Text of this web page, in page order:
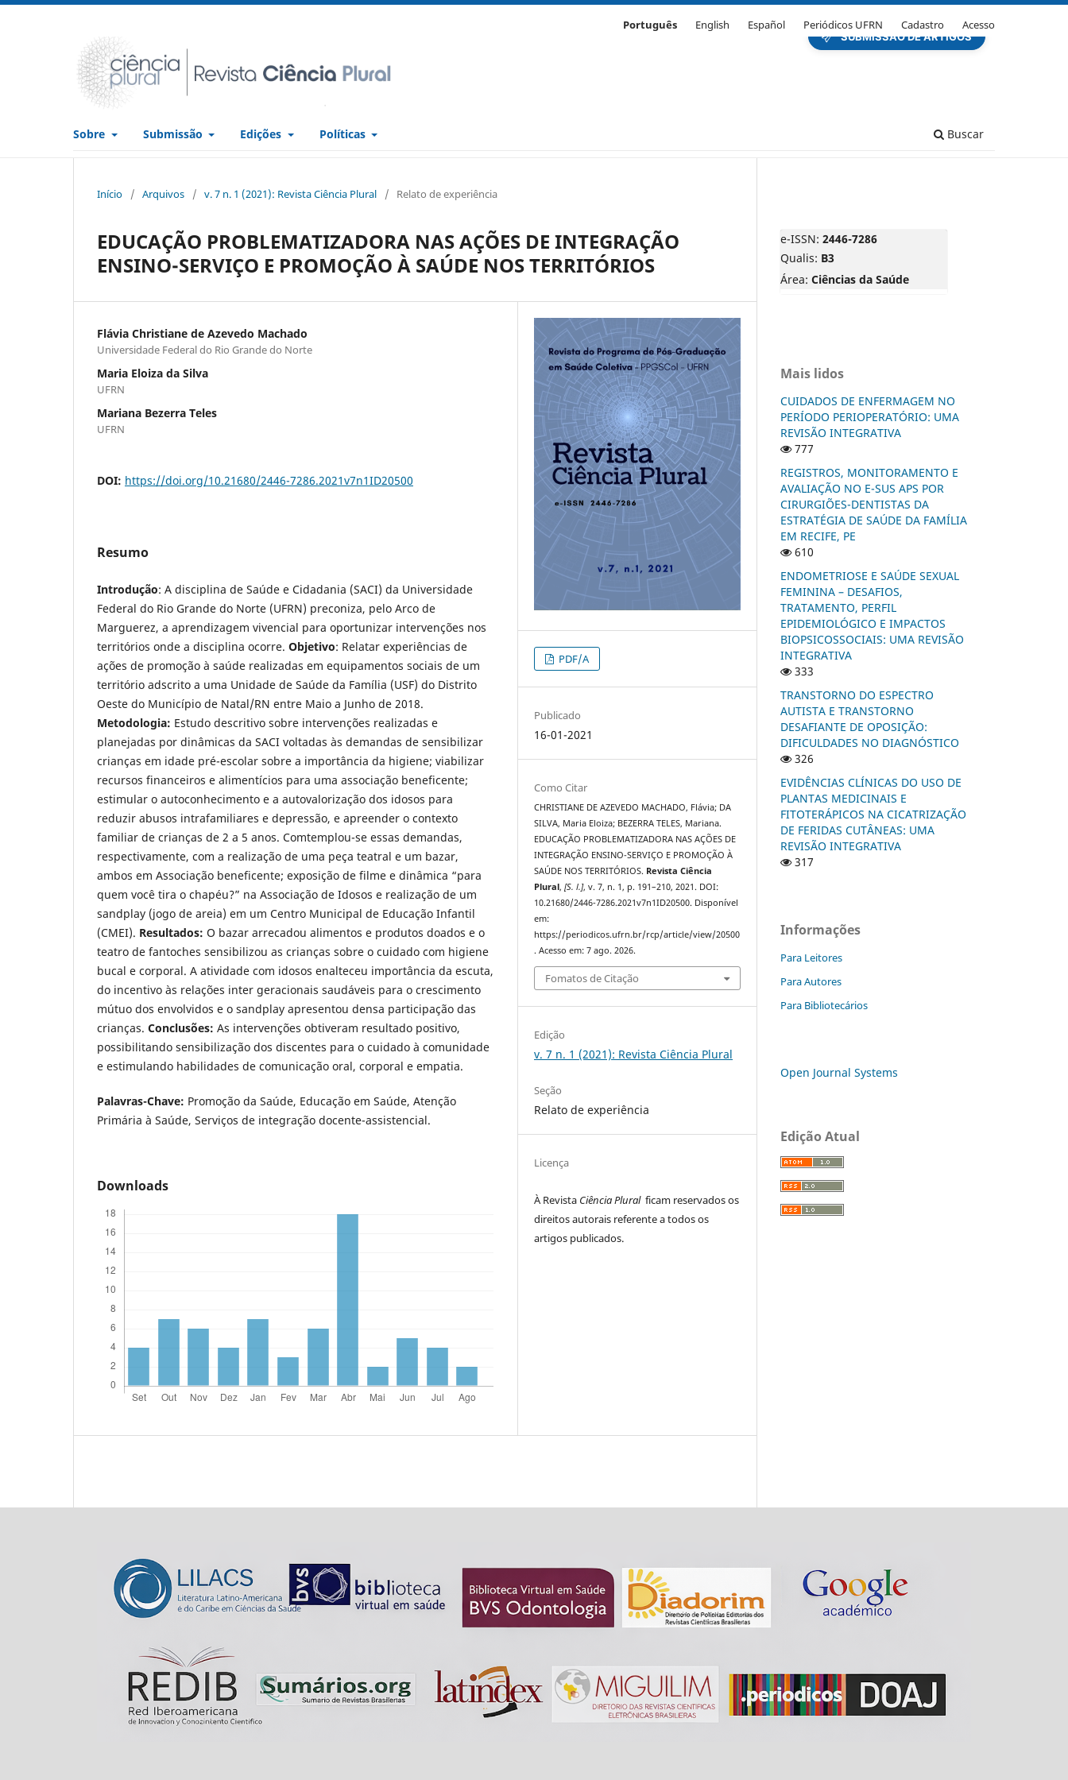
Sobre Submissão Edições Políticas Buscar
Português English Español Periódicos UFRN Cadastro Acesso
Início / Arquivos / v. 7 n. 1 (2021): Revista Ciência Plural / Relato de experiência
EDUCAÇÃO PROBLEMATIZADORA NAS AÇÕES DE INTEGRAÇÃO
ENSINO-SERVIÇO E PROMOÇÃO À SAÚDE NOS TERRITÓRIOS
Flávia Christiane de Azevedo Machado
Universidade Federal do Rio Grande do Norte
Maria Eloiza da Silva
UFRN
Mariana Bezerra Teles
UFRN
DOI: https://doi.org/10.21680/2446-7286.2021v7n1ID20500
Resumo
Introdução: A disciplina de Saúde e Cidadania (SACI) da Universidade
Federal do Rio Grande do Norte (UFRN) preconiza, pelo Arco de
Marguerez, a aprendizagem vivencial para oportunizar intervenções nos
territórios onde a disciplina ocorre. Objetivo: Relatar experiências de
ações de promoção à saúde realizadas em equipamentos sociais de um
território adscrito a uma Unidade de Saúde da Família (USF) do Distrito
Oeste do Município de Natal/RN entre Maio a Junho de 2018.
Metodologia: Estudo descritivo sobre intervenções realizadas e
planejadas por dinâmicas da SACI voltadas às demandas de sensibilizar
crianças em idade pré-escolar sobre a importância da higiene; viabilizar
recursos financeiros e alimentícios para uma associação beneficente;
estimular o autoconhecimento e a autovalorização dos idosos para
reduzir abusos intrafamiliares e depressão, e apreender o contexto
familiar de crianças de 2 a 5 anos. Comtemplou-se essas demandas,
respectivamente, com a realização de uma peça teatral e um bazar,
ambos em Associação beneficente; exposição de filme e dinâmica “para
quem você tira o chapéu?” na Associação de Idosos e realização de um
sandplay (jogo de areia) em um Centro Municipal de Educação Infantil
(CMEI). Resultados: O bazar arrecadou alimentos e produtos doados e o
teatro de fantoches sensibilizou as crianças sobre o cuidado com higiene
bucal e corporal. A atividade com idosos enalteceu importância da escuta,
do incentivo às relações inter geracionais saudáveis para o crescimento
mútuo dos envolvidos e o sandplay apresentou densa participação das
crianças. Conclusões: As intervenções obtiveram resultado positivo,
possibilitando sensibilização dos discentes para o cuidado à comunidade
e estimulando habilidades de comunicação oral, corporal e empatia.
Palavras-Chave: Promoção da Saúde, Educação em Saúde, Atenção
Primária à Saúde, Serviços de integração docente-assistencial.
Downloads
PDF/A
Publicado
16-01-2021
Como Citar
CHRISTIANE DE AZEVEDO MACHADO, Flávia; DA
SILVA, Maria Eloiza; BEZERRA TELES, Mariana.
EDUCAÇÃO PROBLEMATIZADORA NAS AÇÕES DE
INTEGRAÇÃO ENSINO-SERVIÇO E PROMOÇÃO À
SAÚDE NOS TERRITÓRIOS. Revista Ciência
Plural,[S. l.], v. 7, n. 1, p. 191–210, 2021. DOI:
10.21680/2446-7286.2021v7n1ID20500. Disponível
em:
https://periodicos.ufrn.br/rcp/article/view/20500
. Acesso em: 7 ago. 2026.
Fomatos de Citação
Edição
v. 7 n. 1 (2021): Revista Ciência Plural
Seção
Relato de experiência
Licença
À Revista Ciência Pluralficam reservados os
direitos autorais referente a todos os
artigos publicados.
e-ISSN: 2446-7286
Qualis: B3
Área: Ciências da Saúde
Mais lidos
CUIDADOS DE ENFERMAGEM NO
PERÍODO PERIOPERATÓRIO: UMA
REVISÃO INTEGRATIVA
777
REGISTROS, MONITORAMENTO E
AVALIAÇÃO NO E-SUS APS POR
CIRURGIÕES-DENTISTAS DA
ESTRATÉGIA DE SAÚDE DA FAMÍLIA
EM RECIFE, PE
610
ENDOMETRIOSE E SAÚDE SEXUAL
FEMININA – DESAFIOS,
TRATAMENTO, PERFIL
EPIDEMIOLÓGICO E IMPACTOS
BIOPSICOSSOCIAIS: UMA REVISÃO
INTEGRATIVA
333
TRANSTORNO DO ESPECTRO
AUTISTA E TRANSTORNO
DESAFIANTE DE OPOSIÇÃO:
DIFICULDADES NO DIAGNÓSTICO
326
EVIDÊNCIAS CLÍNICAS DO USO DE
PLANTAS MEDICINAIS E
FITOTERÁPICOS NA CICATRIZAÇÃO
DE FERIDAS CUTÂNEAS: UMA
REVISÃO INTEGRATIVA
317
Informações
Para Leitores
Para Autores
Para Bibliotecários
Open Journal Systems
Edição Atual